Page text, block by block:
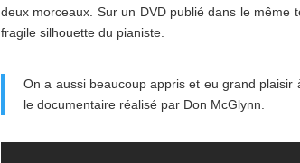
deux morceaux. Sur un DVD publié dans le
fragile silhouette du pianiste.
On a aussi beaucoup appris et eu grand plaisir
le documentaire réalisé par Don McGlynn.